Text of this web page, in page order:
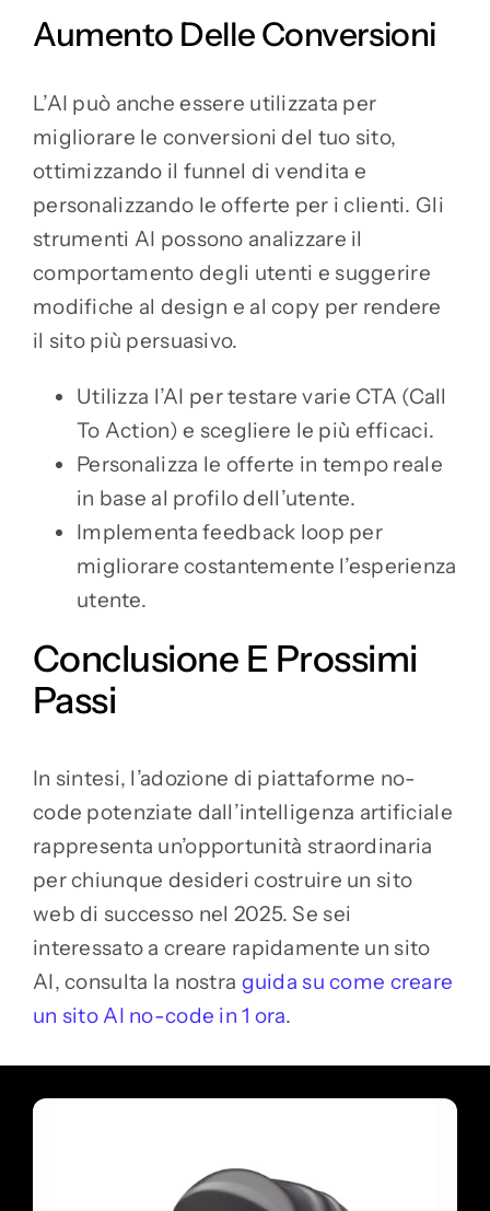
Aumento Delle Conversioni
L’AI può anche essere utilizzata per
migliorare le conversioni del tuo sito,
ottimizzando il funnel di vendita e
personalizzando le offerte per i clienti. Gli
strumenti AI possono analizzare il
comportamento degli utenti e suggerire
modifiche al design e al copy per rendere
il sito più persuasivo.
Utilizza l’AI per testare varie CTA (Call
To Action) e scegliere le più efficaci.
Personalizza le offerte in tempo reale
in base al profilo dell’utente.
Implementa feedback loop per
migliorare costantemente l’esperienza
utente.
Conclusione E Prossimi
Passi
In sintesi, l’adozione di piattaforme no-
code potenziate dall’intelligenza artificiale
rappresenta un’opportunità straordinaria
per chiunque desideri costruire un sito
web di successo nel 2025. Se sei
interessato a creare rapidamente un sito
AI, consulta la nostra guida su come creare
un sito AI no-code in 1 ora.